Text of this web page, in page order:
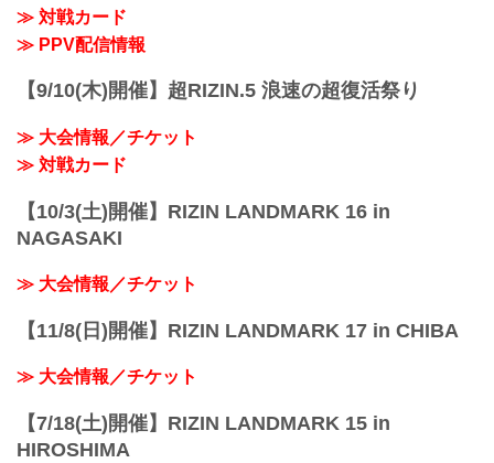
≫ 対戦カード
≫ PPV配信情報
【9/10(木)開催】超RIZIN.5 浪速の超復活祭り
≫ 大会情報／チケット
≫ 対戦カード
【10/3(土)開催】RIZIN LANDMARK 16 in
NAGASAKI
≫ 大会情報／チケット
【11/8(日)開催】RIZIN LANDMARK 17 in CHIBA
≫ 大会情報／チケット
【7/18(土)開催】RIZIN LANDMARK 15 in
HIROSHIMA